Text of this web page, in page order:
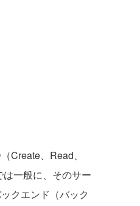
Create、Read、
一般に、そのサー
クエンド（バック